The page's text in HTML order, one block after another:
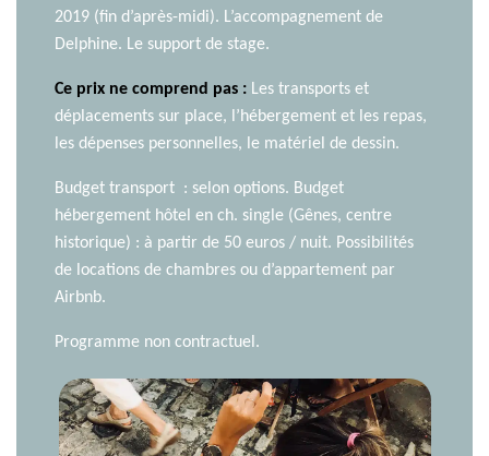
2019 (fin d’après-midi). L’accompagnement de
Delphine. Le support de stage.
Ce prix ne comprend pas : Les transports et
déplacements sur place, l’hébergement et les repas,
les dépenses personnelles, le matériel de dessin.
Budget transport : selon options. Budget
hébergement hôtel en ch. single (Gênes, centre
historique) : à partir de 50 euros / nuit. Possibilités
de locations de chambres ou d’appartement par
Airbnb.
Programme non contractuel.